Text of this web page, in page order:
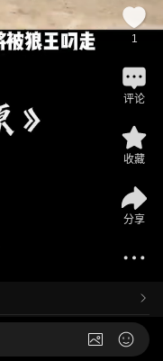
1
评论
收藏
分享